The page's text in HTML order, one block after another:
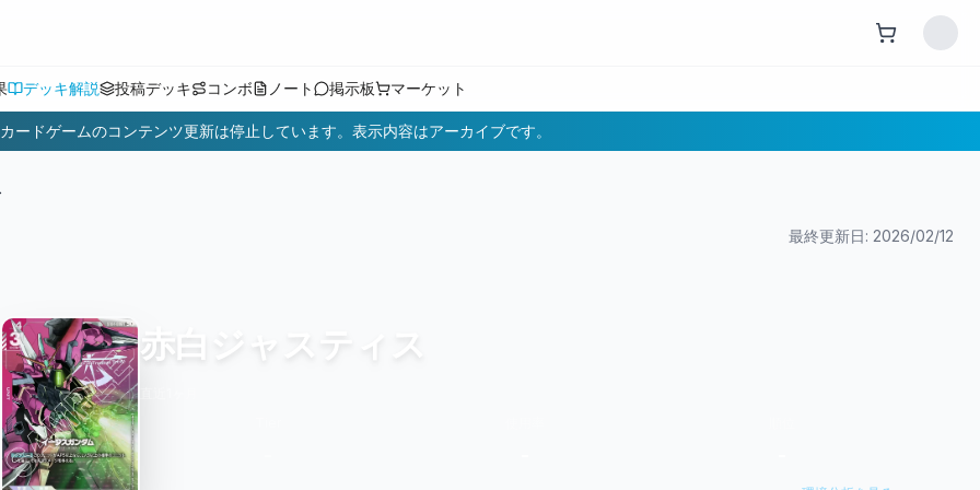
デッキ解説 投稿デッキ コンボ ノート 掲示板 マーケット
ードゲームのコンテンツ更新は停止しています。表示内容はアーカイブです。
最終更新日: 2026/02/12
赤白ジャスティス